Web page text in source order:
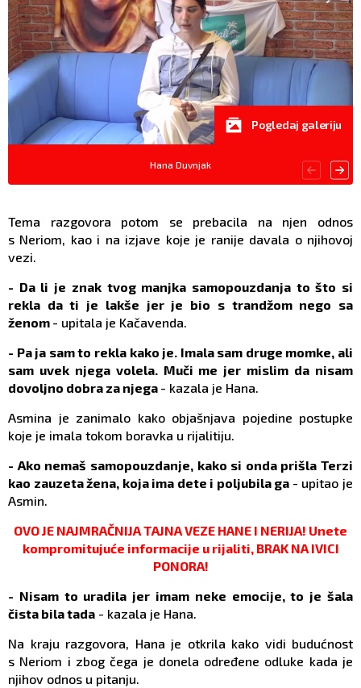
Hana Duvnjak
Pogledaj galeriju
Tema razgovora potom se prebacila na njen odnos
s Neriom, kao i na izjave koje je ranije davala o njihovoj
vezi.
- Da li je znak tvog manjka samopouzdanja to što si
rekla da ti je lakše jer je bio s trandžom nego sa
ženom - upitala je Kačavenda.
- Pa ja sam to rekla kako je. Imala sam druge momke, ali
sam uvek njega volela. Muči me jer mislim da nisam
dovoljno dobra za njega - kazala je Hana.
Asmina je zanimalo kako objašnjava pojedine postupke
koje je imala tokom boravka u rijalitiju.
- Ako nemaš samopouzdanje, kako si onda prišla Terzi
kao zauzeta žena, koja ima dete i poljubila ga - upitao je
Asmin.
OVO JE NAJMRAČNIJA TAJNA VEZE HANE I NERIJA! Unete
kompromitujuće informacije u rijaliti, BRAK NA IVICI
PONORA!​
- Nisam to uradila jer imam neke emocije, to je šala
čista bila tada - kazala je Hana.
Na kraju razgovora, Hana je otkrila kako vidi budućnost
s Neriom i zbog čega je donela određene odluke kada je
njihov odnos u pitanju.